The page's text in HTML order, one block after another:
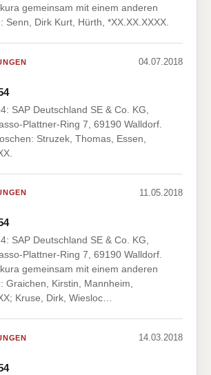
gemeinsam mit einem anderen
Senn, Dirk Kurt, Hürth, *XX.XX.XXXX.
04.07.2018
SAP Deutschland SE & Co. KG,
Plattner-Ring 7, 69190 Walldorf.
Struzek, Thomas, Essen,
11.05.2018
SAP Deutschland SE & Co. KG,
Plattner-Ring 7, 69190 Walldorf.
gemeinsam mit einem anderen
Graichen, Kirstin, Mannheim,
Kruse, Dirk, Wiesloc…
14.03.2018